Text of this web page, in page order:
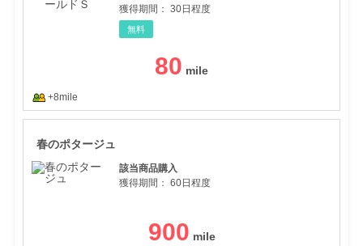
獲得期間： 30日程度
無料
80
+8mile
春のポタージュ
該当商品購入
獲得期間： 60日程度
900